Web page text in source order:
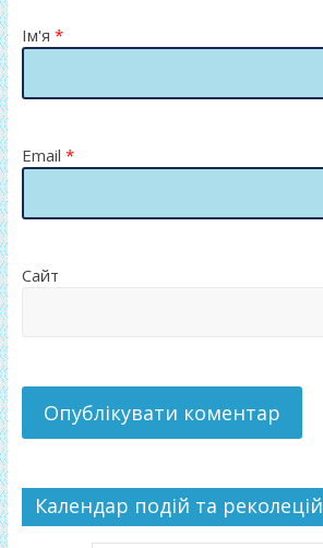
Ім'я *
Email *
Сайт
Календар подій та реколецій